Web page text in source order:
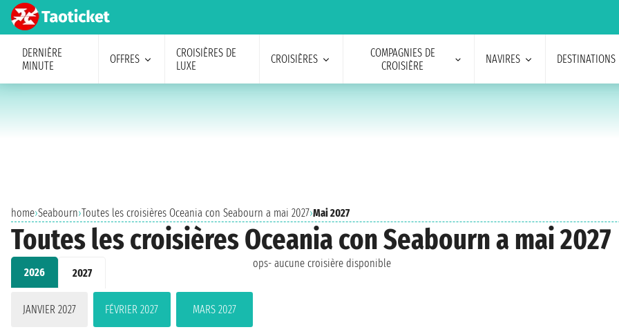
DERNIÈRE
MINUTE
OFFRES
CROISIÈRES DE
LUXE
CROISIÈRES
COMPAGNIES DE
CROISIÈRE
NAVIRES DESTINATIONS
home›Seabourn›Toutes les croisières Oceania con Seabourn a mai 2027›Mai 2027
Toutes les croisières Oceania con Seabourn a mai 2027
2026 2027
JANVIER 2027 FÉVRIER 2027 MARS 2027
ops- aucune croisière disponible